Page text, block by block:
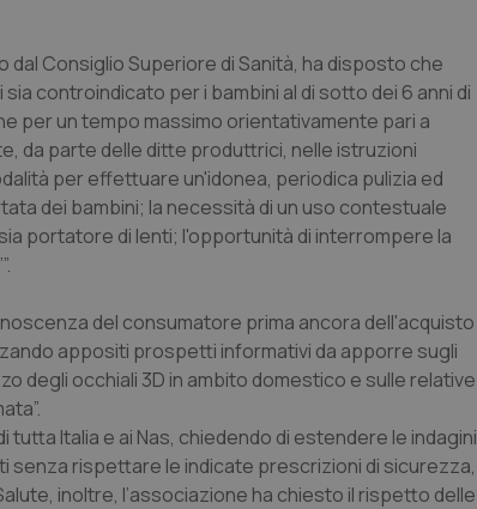
dal Consiglio Superiore di Sanità, ha disposto che
controindicato per i bambini al di sotto dei 6 anni di
per un tempo massimo orientativamente pari a
da parte delle ditte produttrici, nelle istruzioni
per effettuare un'idonea, periodica pulizia ed
dei bambini; la necessità di un uso contestuale
portatore di lenti; l'opportunità di interrompere la
’”.
del consumatore prima ancora dell'acquisto
appositi prospetti informativi da apporre sugli
degli occhiali 3D in ambito domestico e sulle relative
Italia e ai Nas, chiedendo di estendere le indagini
senza rispettare le indicate prescrizioni di sicurezza,
inoltre, l’associazione ha chiesto il rispetto delle